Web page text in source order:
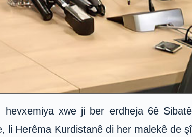
xwe ji ber erdheja 6ê
li Herêma Kurdistanê di her malekê de